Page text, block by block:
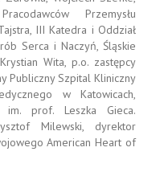
Przemysłu
III Katedra i Oddział
Serca i Naczyń, Śląskie
Wita, p.o. zastępcy
Publiczny Szpital Kliniczny
w Katowicach,
im. prof. Leszka Gieca.
Milewski, dyrektor
American Heart of